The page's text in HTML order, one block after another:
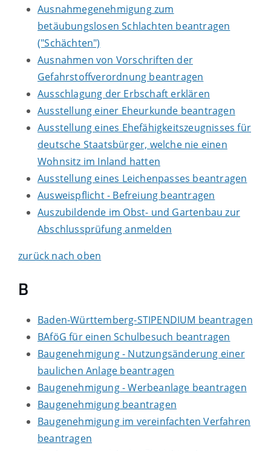
Ausnahmegenehmigung zum
betäubungslosen Schlachten beantragen
("Schächten")
Ausnahmen von Vorschriften der
Gefahrstoffverordnung beantragen
Ausschlagung der Erbschaft erklären
Ausstellung einer Eheurkunde beantragen
Ausstellung eines Ehefähigkeitszeugnisses für
deutsche Staatsbürger, welche nie einen
Wohnsitz im Inland hatten
Ausstellung eines Leichenpasses beantragen
Ausweispflicht - Befreiung beantragen
Auszubildende im Obst- und Gartenbau zur
Abschlussprüfung anmelden
zurück nach oben
B
Baden-Württemberg-STIPENDIUM beantragen
BAföG für einen Schulbesuch beantragen
Baugenehmigung - Nutzungsänderung einer
baulichen Anlage beantragen
Baugenehmigung - Werbeanlage beantragen
Baugenehmigung beantragen
Baugenehmigung im vereinfachten Verfahren
beantragen